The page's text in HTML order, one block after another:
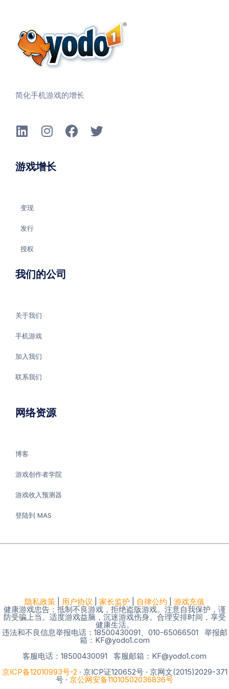
简化手机游戏的增长
游戏增长
变现
发行
授权
我们的公司
关于我们
手机游戏
加入我们
联系我们
网络资源
博客
游戏创作者学院
游戏收入预测器
登陆到 MAS
隐私政策 用户协议 家长监护 自律公约 游戏充值
健康游戏忠告：抵制不良游戏，拒绝盗版游戏。注意自我保护，谨
防受骗上当。适度游戏益脑，沉迷游戏伤身。合理安排时间，享受
健康生活。
违法和不良信息举报电话：18500430091、010-65066501 举报邮
箱：KF@yodo1.com
客服电话：18500430091 客服邮箱：KF@yodo1.com
京ICP备12010993号-2 · 京ICP证120652号 · 京网文(2015)2029-371
号 · 京公网安备11010502036836号